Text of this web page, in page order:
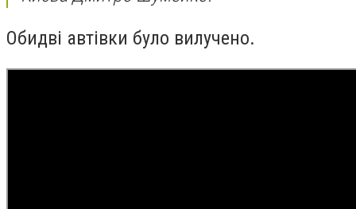
Обидві автівки було вилучено.